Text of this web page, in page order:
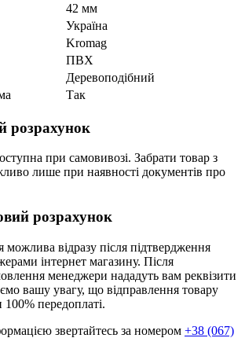
42 мм
Україна
Kromag
ПВХ
Деревоподібний
Так
розрахунок
при самовивозі. Забрати товар з
лише при наявності документів про
розрахунок
відразу після підтвердження
інтернет магазину. Після
менеджери нададуть вам реквізити
вашу увагу, що відправлення товару
передоплаті.
звертайтесь за номером +38 (067)